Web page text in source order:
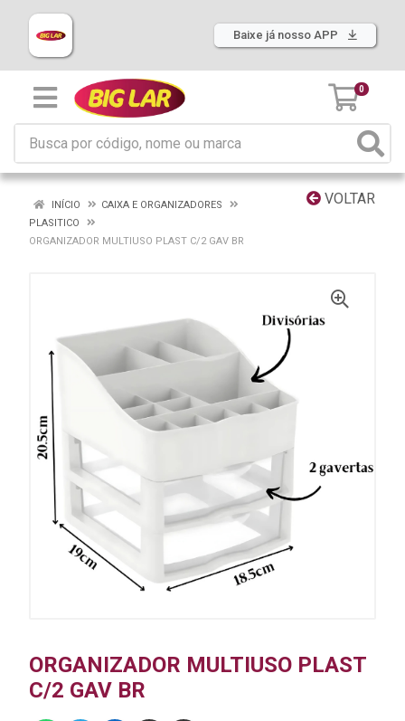
Baixe já nosso APP
0
VOLTAR
INÍCIO
CAIXA E ORGANIZADORES
PLASITICO
ORGANIZADOR MULTIUSO PLAST C/2 GAV BR
ORGANIZADOR MULTIUSO PLAST
C/2 GAV BR